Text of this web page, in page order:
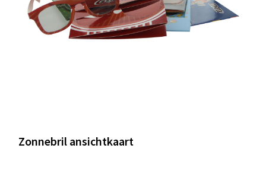
Zonnebril ansichtkaart